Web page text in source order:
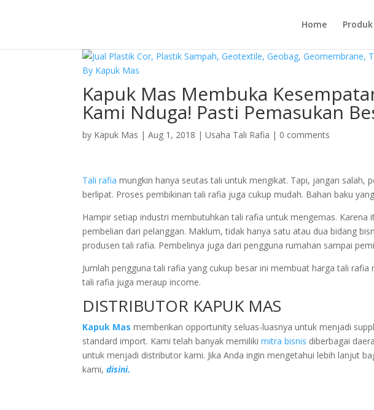
Home Produk
Kapuk Mas Membuka
Kami Nduga! Pasti Pemasukan
by Kapuk Mas |Aug 1, 2018 |Usaha Tali Rafia | 0 comments
Tali rafia mungkin hanya seutas tali untuk mengikat. Tapi, jangan salah,
berlipat. Proses pembikinan tali rafia juga cukup mudah. Bahan baku
Hampir setiap industri membutuhkan tali rafia untuk mengemas. Karena
pembelian dari pelanggan. Maklum, tidak hanya satu atau dua bidang
produsen tali rafia. Pembelinya juga dari pengguna rumahan sampai
Jumlah pengguna tali rafia yang cukup besar ini membuat harga tali
tali rafia juga meraup income.
DISTRIBUTOR KAPUK MAS
Kapuk Mas memberikan opportunity seluas-luasnya untuk menjadi
standard import. Kami telah banyak memilikimitra bisnis diberbagai
untuk menjadi distributor kami. Jika Anda ingin mengetahui lebih lanjut
kami,disini.